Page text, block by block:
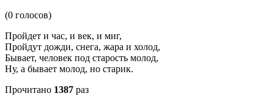
(0 голосов)
Пройдет и час, и век, и миг,
Пройдут дожди, снега, жара и холод,
Бывает, человек под старость молод,
Ну, а бывает молод, но старик.
Прочитано 1387 раз